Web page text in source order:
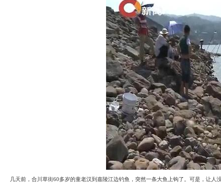
源
网
店
Custom
Made
高
级
网
店
CMS
Web
其
他
智
能
网
店
FBSTORE
订
单/
爆
单
Loan
System
贷
款
系
MLM
Investment
投
资
系
统
Cash
System
现
金
网
系
统
Penny
几天前，合川草街60多岁的童老汉到嘉陵江边钓鱼，突然一条大鱼上钩了。可是，让